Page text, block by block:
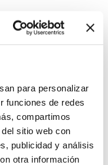
para personalizar
funciones de redes
compartimos
sitio web con
publicidad y análisis
otra información